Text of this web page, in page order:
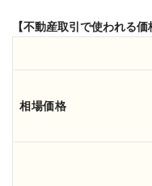
【不動産取引で使われる価
相場価格